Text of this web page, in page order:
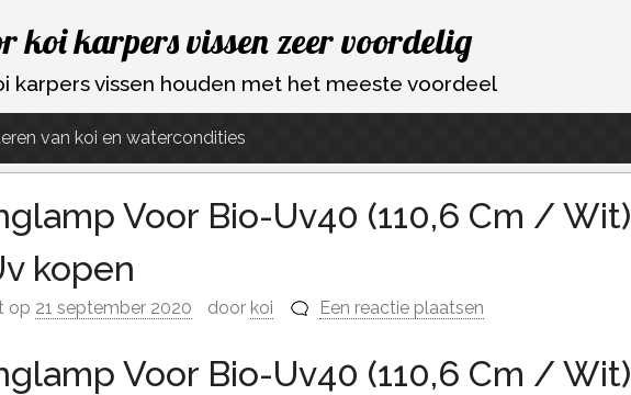
koi karpers vissen zeer voordelig
karpers vissen houden met het meeste voordeel
van koi en watercondities
Voor Bio-Uv40 (110,6 Cm / Wit)
kopen
op 21 september 2020 door koi Een reactie plaatsen
Voor Bio-Uv40 (110,6 Cm / Wit)